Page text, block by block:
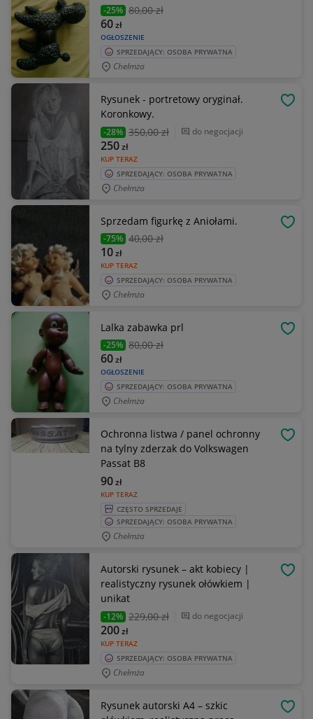
-25% 80,00 zł
OGŁOSZENIE
60zł
SPRZEDAJĄCY: OSOBA PRYWATNA
Chełmża
Rysunek - portretowy oryginał.
Koronkowy.
-28% 350,00 zł do negocjacji
KUP TERAZ
250zł
SPRZEDAJĄCY: OSOBA PRYWATNA
Chełmża
Sprzedam figurkę z Aniołami.
-75% 40,00 zł
KUP TERAZ
10zł
SPRZEDAJĄCY: OSOBA PRYWATNA
Chełmża
Lalka zabawka prl
-25% 80,00 zł
OGŁOSZENIE
60zł
SPRZEDAJĄCY: OSOBA PRYWATNA
Chełmża
Ochronna listwa / panel ochronny
na tylny zderzak do Volkswagen
Passat B8
KUP TERAZ
90zł
CZĘSTO SPRZEDAJE
SPRZEDAJĄCY: OSOBA PRYWATNA
Chełmża
Autorski rysunek – akt kobiecy |
realistyczny rysunek ołówkiem |
unikat
-12% 229,00 zł do negocjacji
KUP TERAZ
200zł
SPRZEDAJĄCY: OSOBA PRYWATNA
Chełmża
Rysunek autorski A4 – szkic